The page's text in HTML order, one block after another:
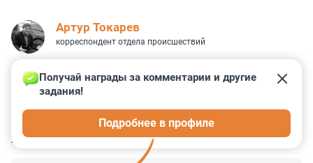
Артур Токарев
корреспондент отдела происшествий
КОММЕНТАРИИ 2
Получай награды за комментарии и другие
задания!
Подробнее в профиле